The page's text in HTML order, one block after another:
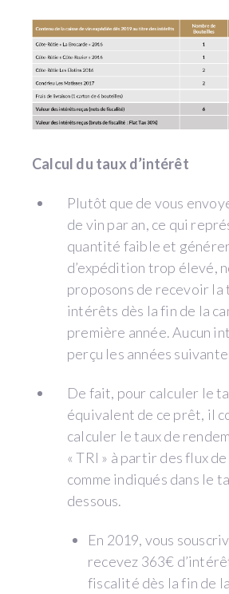
Calcul du taux d’intérêt
Plutôt que de vous
de vin par an, ce qui
quantité faible et
d’expédition trop élevé,
proposons de recevoir
intérêts dès la fin de la
première année. Aucun
perçu les années
De fait, pour calculer le
équivalent de ce prêt, il
calculer le taux de
« TRI » à partir des flux
comme indiqués dans le
dessous.
En 2019, vous
recevez 363€
fiscalité dès la fin de